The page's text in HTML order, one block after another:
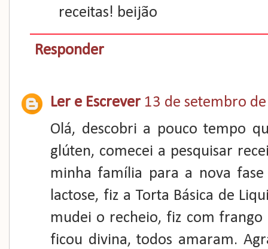
receitas! beijão
Responder
Ler e Escrever 13 de setembro
Olá, descobri a pouco tempo
glúten, comecei a pesquisar
minha família para a nova
lactose, fiz a Torta Básica de
mudei o recheio, fiz com frango
ficou divina, todos amaram.